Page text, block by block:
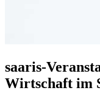
saaris-
Wirtschaft im